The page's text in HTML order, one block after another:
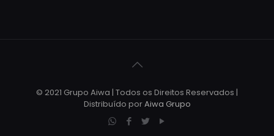
© 2021 Grupo Aiwa | Todos os Direitos Reservados |
Distribuído porAiwa Grupo